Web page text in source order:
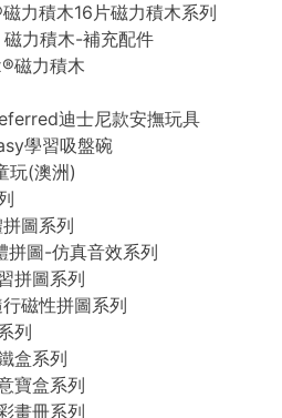
力積木16片磁力積木系列
力積木-補充配件
磁力積木
迪士尼款安撫玩具
學習吸盤碗
玩(澳洲)
圖系列
拼圖-仿真音效系列
拼圖系列
磁性拼圖系列
列
盒系列
寶盒系列
畫冊系列